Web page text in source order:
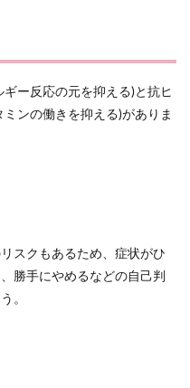
ー反応の元を抑える)と抗ヒ
ンの働きを抑える)がありま
スクもあるため、症状がひ
勝手にやめるなどの自己判
。